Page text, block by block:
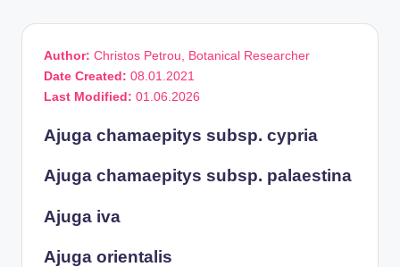
Author: Christos Petrou, Botanical Researcher
Date Created: 08.01.2021
Last Modified: 01.06.2026
Ajuga chamaepitys subsp. cypria
Ajuga chamaepitys subsp. palaestina
Ajuga iva
Ajuga orientalis